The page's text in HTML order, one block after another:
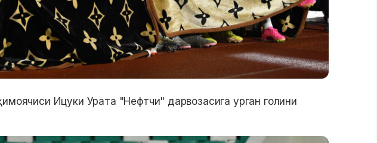
Ицуки Урата "Нефтчи" дарвозасига урган голини